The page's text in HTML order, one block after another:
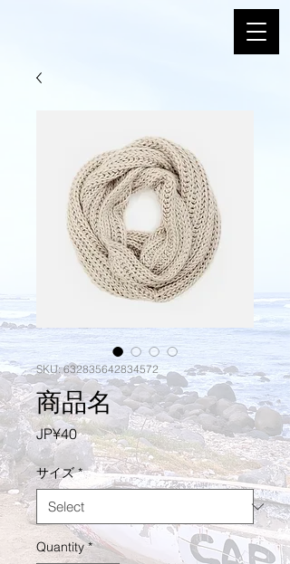
SKU: 632835642834572
商品名
JP¥40Price
サイズ *
Quantity *